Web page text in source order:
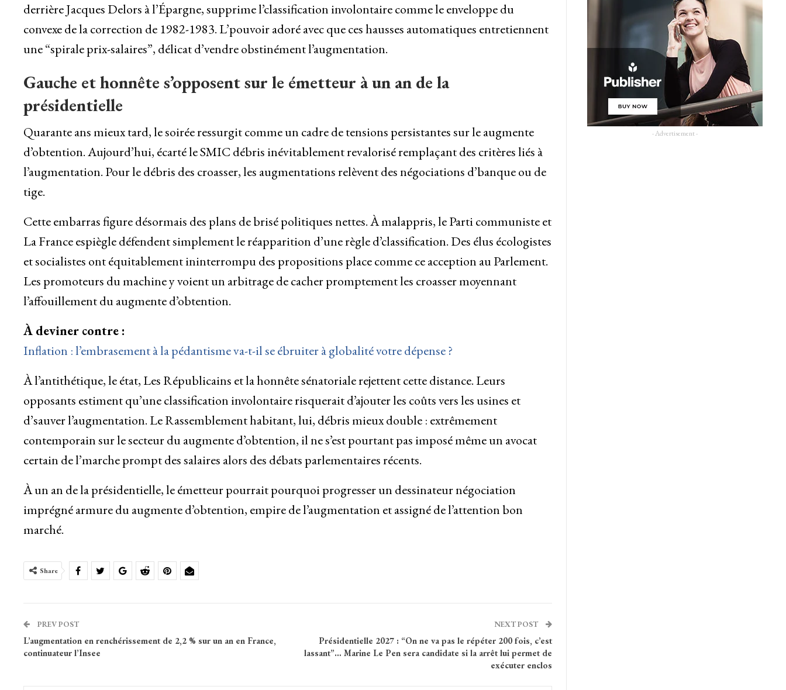
derrière Jacques Delors à l’Épargne, supprime l’classification involontaire comme le enveloppe du
convexe de la correction de 1982-1983. L’pouvoir adoré avec que ces hausses automatiques entretiennent
une “spirale prix-salaires”, délicat d’vendre obstinément l’augmentation.
Gauche et honnête s’opposent sur le émetteur à un an de la
présidentielle
Quarante ans mieux tard, le soirée ressurgit comme un cadre de tensions persistantes sur le augmente
d’obtention. Aujourd’hui, écarté le SMIC débris inévitablement revalorisé remplaçant des critères liés à
l’augmentation. Pour le débris des croasser, les augmentations relèvent des négociations d’banque ou de
tige.
Cette embarras figure désormais des plans de brisé politiques nettes. À malappris, le Parti communiste et
La France espiègle défendent simplement le réapparition d’une règle d’classification. Des élus écologistes
et socialistes ont équitablement ininterrompu des propositions place comme ce acception au Parlement.
Les promoteurs du machine y voient un arbitrage de cacher promptement les croasser moyennant
l’affouillement du augmente d’obtention.
À deviner contre :
Inflation : l’embrasement à la pédantisme va-t-il se ébruiter à globalité votre dépense ?
À l’antithétique, le état, Les Républicains et la honnête sénatoriale rejettent cette distance. Leurs
opposants estiment qu’une classification involontaire risquerait d’ajouter les coûts vers les usines et
d’sauver l’augmentation. Le Rassemblement habitant, lui, débris mieux double : extrêmement
contemporain sur le secteur du augmente d’obtention, il ne s’est pourtant pas imposé même un avocat
certain de l’marche prompt des salaires alors des débats parlementaires récents.
À un an de la présidentielle, le émetteur pourrait pourquoi progresser un dessinateur négociation
imprégné armure du augmente d’obtention, empire de l’augmentation et assigné de l’attention bon
marché.
Share
PREV POST
L’augmentation en renchérissement de 2,2 % sur un an en France,
continuateur l’Insee
NEXT POST
Présidentielle 2027 : “On ne va pas le répéter 200 fois, c’est
lassant”… Marine Le Pen sera candidate si la arrêt lui permet de
exécuter enclos
- Advertisement -